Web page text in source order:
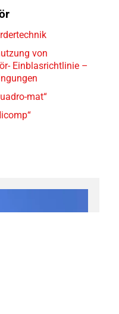
von
Einblasrichtlinie –
mat“